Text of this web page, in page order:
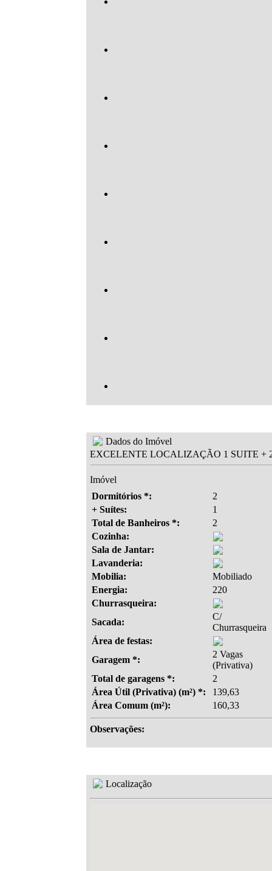
Dados do Imóvel
EXCELENTE LOCALIZAÇÃO 1 SUITE +
Imóvel
Dormitórios *:
2
+ Suítes:
1
Total de Banheiros *:
2
Cozinha:
Sala de Jantar:
Lavanderia:
Mobilia:
Mobiliado
Energia:
220
Churrasqueira:
Sacada:
C/
Churrasqueira
Área de festas:
Garagem *:
2 Vagas
(Privativa)
Total de garagens *:
2
Área Útil (Privativa) (m²) *:
139,63
Área Comum (m²):
160,33
Observações:
Localização